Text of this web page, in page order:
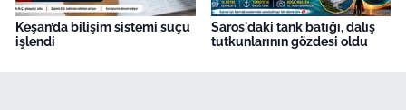
Keşan’da bilişim sistemi suçu
işlendi
Saros'daki tank batığı, dalış
tutkunlarının gözdesi oldu